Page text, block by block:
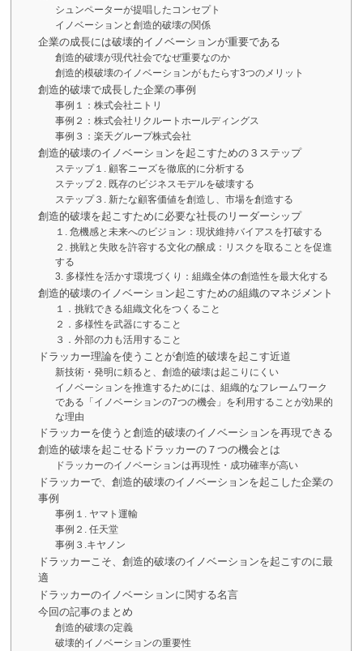
シュンペーターが提唱したコンセプト
イノベーションと創造的破壊の関係
企業の成長には破壊的イノベーションが重要である
創造的破壊が現代社会でなぜ重要なのか
創造的模破壊のイノベーションがもたらす3つのメリット
創造的破壊で成長した企業の事例
事例１：株式会社ニトリ
事例２：株式会社リクルートホールディングス
事例３：楽天グループ株式会社
創造的破壊のイノベーションを起こすための３ステップ
ステップ１. 顧客ニーズを徹底的に分析する
ステップ２. 既存のビジネスモデルを破壊する
ステップ３. 新たな顧客価値を創造し、市場を創造する
創造的破壊を起こすために必要な社長のリーダーシップ
１. 危機感と未来へのビジョン：現状維持バイアスを打破する
２. 挑戦と失敗を許容する文化の醸成：リスクを取ることを促進
する
3. 多様性を活かす環境づくり：組織全体の創造性を最大化する
創造的破壊のイノベーション起こすための組織のマネジメント
１．挑戦できる組織文化をつくること
２．多様性を武器にすること
３．外部の力も活用すること
ドラッカー理論を使うことが創造的破壊を起こす近道
新技術・発明に頼ると、創造的破壊は起こりにくい
イノベーションを推進するためには、組織的なフレームワーク
である「イノベーションの7つの機会」を利用することが効果的
な理由
ドラッカーを使うと創造的破壊のイノベーションを再現できる
創造的破壊を起こせるドラッカーの７つの機会とは
ドラッカーのイノベーションは再現性・成功確率が高い
ドラッカーで、創造的破壊のイノベーションを起こした企業の
事例
事例１. ヤマト運輸
事例２. 任天堂
事例３.キヤノン
ドラッカーこそ、創造的破壊のイノベーションを起こすのに最
適
ドラッカーのイノベーションに関する名言
今回の記事のまとめ
創造的破壊の定義
破壊的イノベーションの重要性